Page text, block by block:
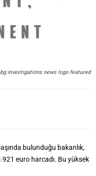
investigations news logo featured
bulunduğu bakanlık,
euro harcadı. Bu yüksek